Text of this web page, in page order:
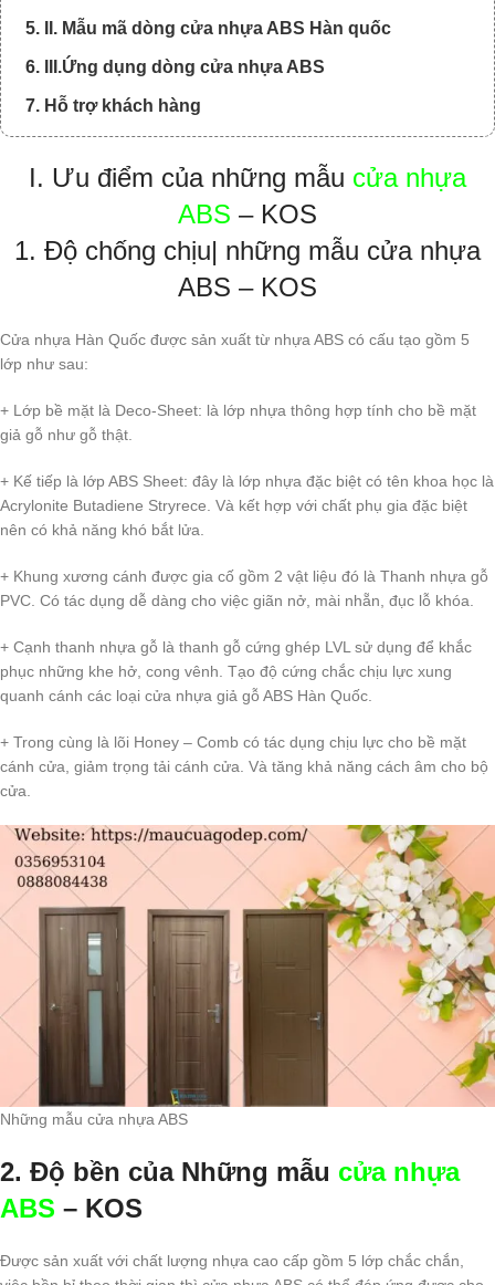
5. II. Mẫu mã dòng cửa nhựa ABS Hàn quốc
6. III.Ứng dụng dòng cửa nhựa ABS
7. Hỗ trợ khách hàng
I. Ưu điểm của những mẫu cửa nhựa
ABS – KOS
1. Độ chống chịu| những mẫu cửa nhựa
ABS – KOS
Cửa nhựa Hàn Quốc được sản xuất từ nhựa ABS có cấu tạo gồm 5
lớp như sau:
+ Lớp bề mặt là Deco-Sheet: là lớp nhựa thông hợp tính cho bề mặt
giả gỗ như gỗ thật.
+ Kế tiếp là lớp ABS Sheet: đây là lớp nhựa đặc biệt có tên khoa học là
Acrylonite Butadiene Stryrece. Và kết hợp với chất phụ gia đặc biệt
nên có khả năng khó bắt lửa.
+ Khung xương cánh được gia cố gồm 2 vật liệu đó là Thanh nhựa gỗ
PVC. Có tác dụng dễ dàng cho việc giãn nở, mài nhẵn, đục lỗ khóa.
+ Cạnh thanh nhựa gỗ là thanh gỗ cứng ghép LVL sử dụng để khắc
phục những khe hở, cong vênh. Tạo độ cứng chắc chịu lực xung
quanh cánh các loại cửa nhựa giả gỗ ABS Hàn Quốc.
+ Trong cùng là lõi Honey – Comb có tác dụng chịu lực cho bề mặt
cánh cửa, giảm trọng tải cánh cửa. Và tăng khả năng cách âm cho bộ
cửa.
Những mẫu cửa nhựa ABS
2. Độ bền của Những mẫu cửa nhựa
ABS – KOS
Được sản xuất với chất lượng nhựa cao cấp gồm 5 lớp chắc chắn,